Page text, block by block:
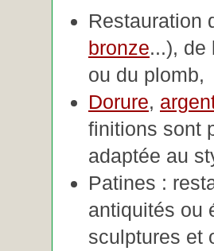
Restauration
bronze...), de
ou du plomb,
Dorure,
finitions sont
adaptée au
Patines :
antiquités ou
sculptures et